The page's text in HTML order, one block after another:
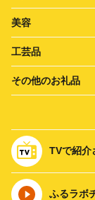
美容
工芸品
その他のお礼品
TVで紹介
ふるラボ